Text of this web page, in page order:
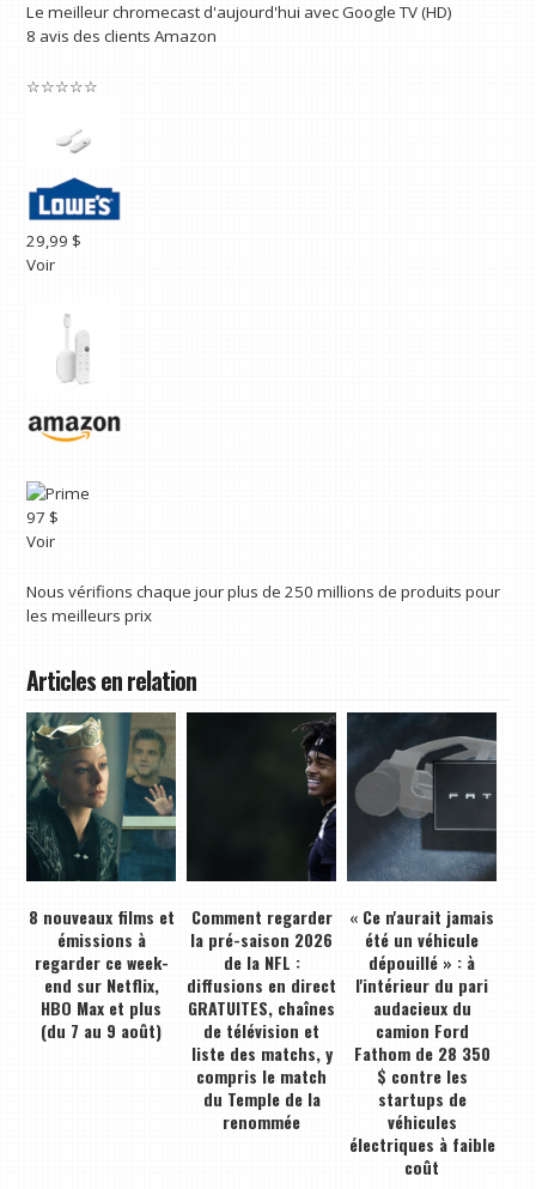
Le meilleur chromecast d'aujourd'hui avec Google TV (HD)
8 avis des clients Amazon
☆☆☆☆☆
29,99 $
Voir
97 $
Voir
Nous vérifions chaque jour plus de 250 millions de produits pour
les meilleurs prix
Articles en relation
8 nouveaux films et
émissions à
regarder ce week-
end sur Netflix,
HBO Max et plus
(du 7 au 9 août)
Comment regarder
la pré-saison 2026
de la NFL :
diffusions en direct
GRATUITES, chaînes
de télévision et
liste des matchs, y
compris le match
du Temple de la
renommée
« Ce n'aurait jamais
été un véhicule
dépouillé » : à
l'intérieur du pari
audacieux du
camion Ford
Fathom de 28 350
$ contre les
startups de
véhicules
électriques à faible
coût